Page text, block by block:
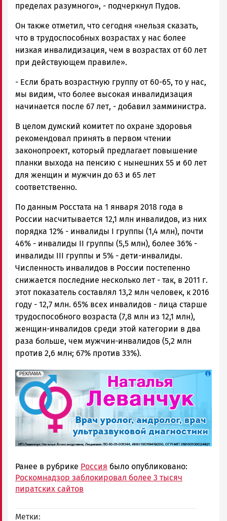
пределах разумного», - подчеркнул Пудов.
Он также отметил, что сегодня «нельзя сказать,
что в трудоспособных возрастах у нас более
низкая инвалидизация, чем в возрастах от 60 лет
при действующем правиле».
- Если брать возрастную группу от 60-65, то у нас,
мы видим, что более высокая инвалидизация
начинается после 67 лет, - добавил замминистра.
В целом думский комитет по охране здоровья
рекомендовал принять в первом чтении
законопроект, который предлагает повышение
планки выхода на пенсию с нынешних 55 и 60 лет
для женщин и мужчин до 63 и 65 лет
соответственно.
По данным Росстата на 1 января 2018 года в
России насчитывается 12,1 млн инвалидов, из них
порядка 12% - инвалиды I группы (1,4 млн), почти
46% - инвалиды II группы (5,5 млн), более 36% -
инвалиды III группы и 5% - дети-инвалиды.
Численность инвалидов в России постепенно
снижается последние несколько лет - так, в 2011 г.
этот показатель составлял 13,2 млн человек, к 2016
году - 12,7 млн. 65% всех инвалидов - лица старше
трудоспособного возраста (7,8 млн из 12,1 млн),
женщин-инвалидов среди этой категории в два
раза больше, чем мужчин-инвалидов (5,2 млн
против 2,6 млн; 67% против 33%).
erid: 2SDnjek5YUa
РЕКЛАМА
Реклама
Ранее в рубрике Россия было опубликовано:
Роскомнадзор заблокировал более 3 тысяч
пиратских сайтов
Метки